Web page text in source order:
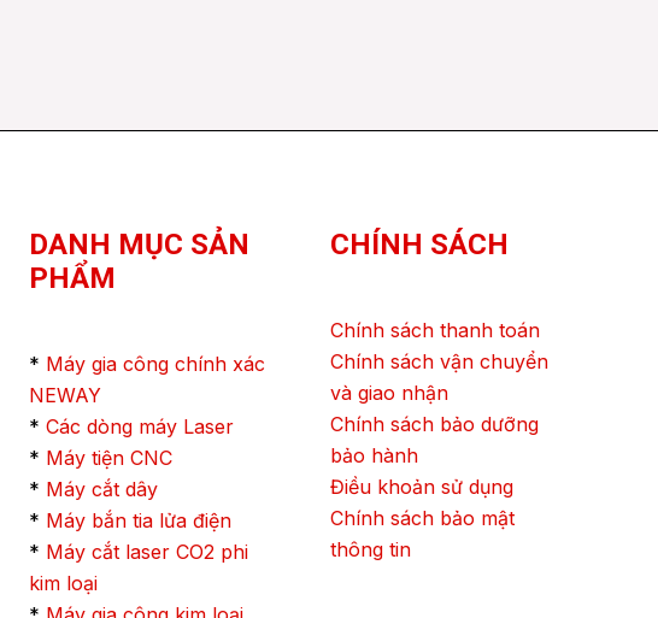
DANH MỤC SẢN
PHẨM
* Máy gia công chính xác
NEWAY
* Các dòng máy Laser
* Máy tiện CNC
* Máy cắt dây
* Máy bắn tia lửa điện
* Máy cắt laser CO2 phi
kim loại
CHÍNH SÁCH
Chính sách thanh toán
Chính sách vận chuyển
và giao nhận
Chính sách bảo dưỡng
bảo hành
Điều khoản sử dụng
Chính sách bảo mật
thông tin